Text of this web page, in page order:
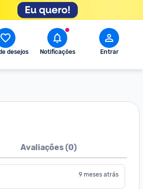
desejos Notificações Entrar
Avaliações (0)
9 meses atrás